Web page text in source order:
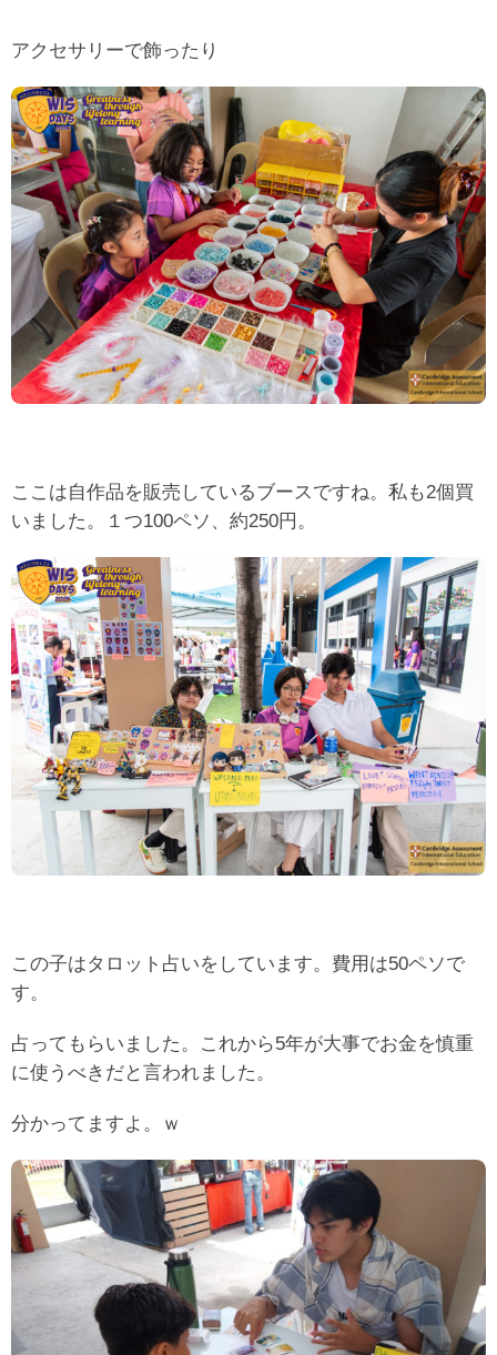
アクセサリーで飾ったり
ここは自作品を販売しているブースですね。私も2個買
いました。１つ100ペソ、約250円。
この子はタロット占いをしています。費用は50ペソで
す。
占ってもらいました。これから5年が大事でお金を慎重
に使うべきだと言われました。
分かってますよ。ｗ